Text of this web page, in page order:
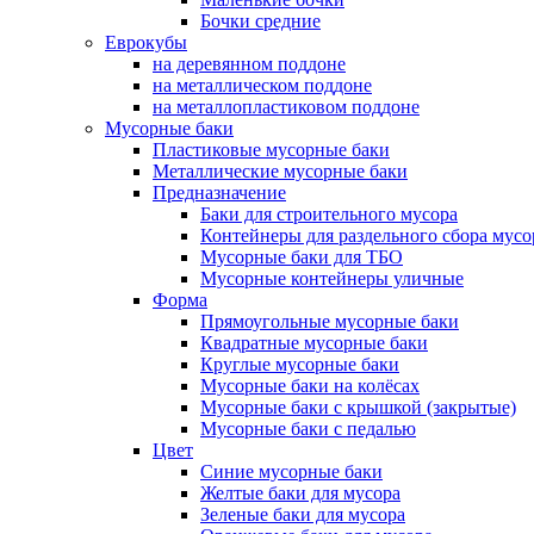
Бочки средние
Еврокубы
на деревянном поддоне
на металлическом поддоне
на металлопластиковом поддоне
Мусорные баки
Пластиковые мусорные баки
Металлические мусорные баки
Предназначение
Баки для строительного мусора
Контейнеры для раздельного сбора
Мусорные баки для ТБО
Мусорные контейнеры уличные
Форма
Прямоугольные мусорные баки
Квадратные мусорные баки
Круглые мусорные баки
Мусорные баки на колёсах
Мусорные баки с крышкой (закрытые)
Мусорные баки с педалью
Цвет
Синие мусорные баки
Желтые баки для мусора
Зеленые баки для мусора